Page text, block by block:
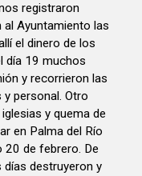
registraron
Ayuntamiento las
el dinero de los
día 19 muchos
y recorrieron las
personal. Otro
y quema de
en Palma del Río
20 de febrero. De
destruyeron y